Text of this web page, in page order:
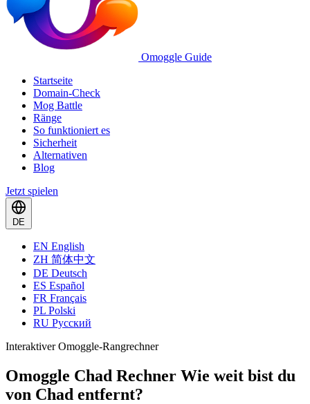
Omoggle Guide
Startseite
Domain-Check
Mog Battle
Ränge
So funktioniert es
Sicherheit
Alternativen
Blog
Jetzt spielen
DE
EN English
ZH 简体中文
DE Deutsch
ES Español
FR Français
PL Polski
RU Русский
Interaktiver Omoggle-Rangrechner
Omoggle Chad Rechner Wie weit bist du
von Chad entfernt?